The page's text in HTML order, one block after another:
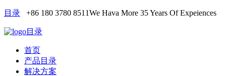
目录 +86 180 3780 8511We Hava More 35 Years Of Expeiences
目录
首页
产品目录
解决方案